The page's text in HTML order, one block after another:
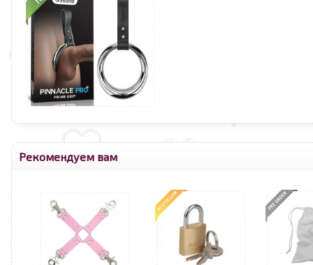
Рекомендуем вам